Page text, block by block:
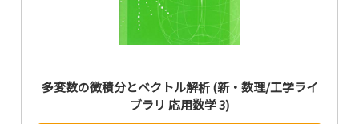
多変数の微積分とベクトル解析 (新・数理/工学ライ
ブラリ 応用数学 3)